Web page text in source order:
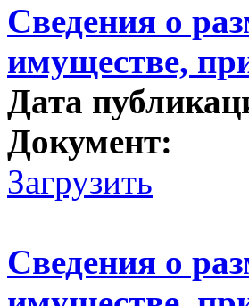
Сведения о
имуществе,
Дата
Документ:
Загрузить
Сведения о